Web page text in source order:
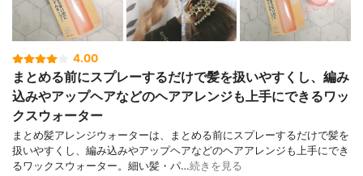
4.00
まとめる前にスプレーするだけで髪を扱いやすくし、編み
込みやアップヘアなどのヘアアレンジも上手にできるワッ
クスウォーター
まとめ髪アレンジウォーターは、まとめる前にスプレーするだけで髪を
扱いやすくし、編み込みやアップヘアなどのヘアアレンジも上手にでき
るワックスウォーター。細い髪・パ…続きを見る